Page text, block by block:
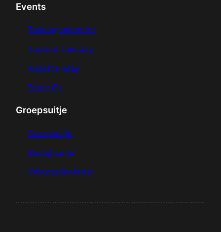
Events
Trainingsmodules
Tactical Tuesday
Airsoft Friday
Force Fit
Groepsuitje
Groepsuitje
Bedrijfsuitje
Vrijgezellenfeest